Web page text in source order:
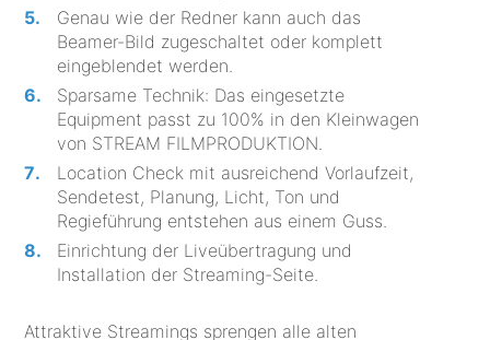
Genau wie der Redner kann auch das
Beamer-Bild zugeschaltet oder komplett
eingeblendet werden.
Sparsame Technik: Das eingesetzte
Equipment passt zu 100% in den Kleinwagen
von STREAM FILMPRODUKTION.
Location Check mit ausreichend Vorlaufzeit,
Sendetest, Planung, Licht, Ton und
Regieführung entstehen aus einem Guss.
Einrichtung der Liveübertragung und
Installation der Streaming-Seite.
Attraktive Streamings sprengen alle alten